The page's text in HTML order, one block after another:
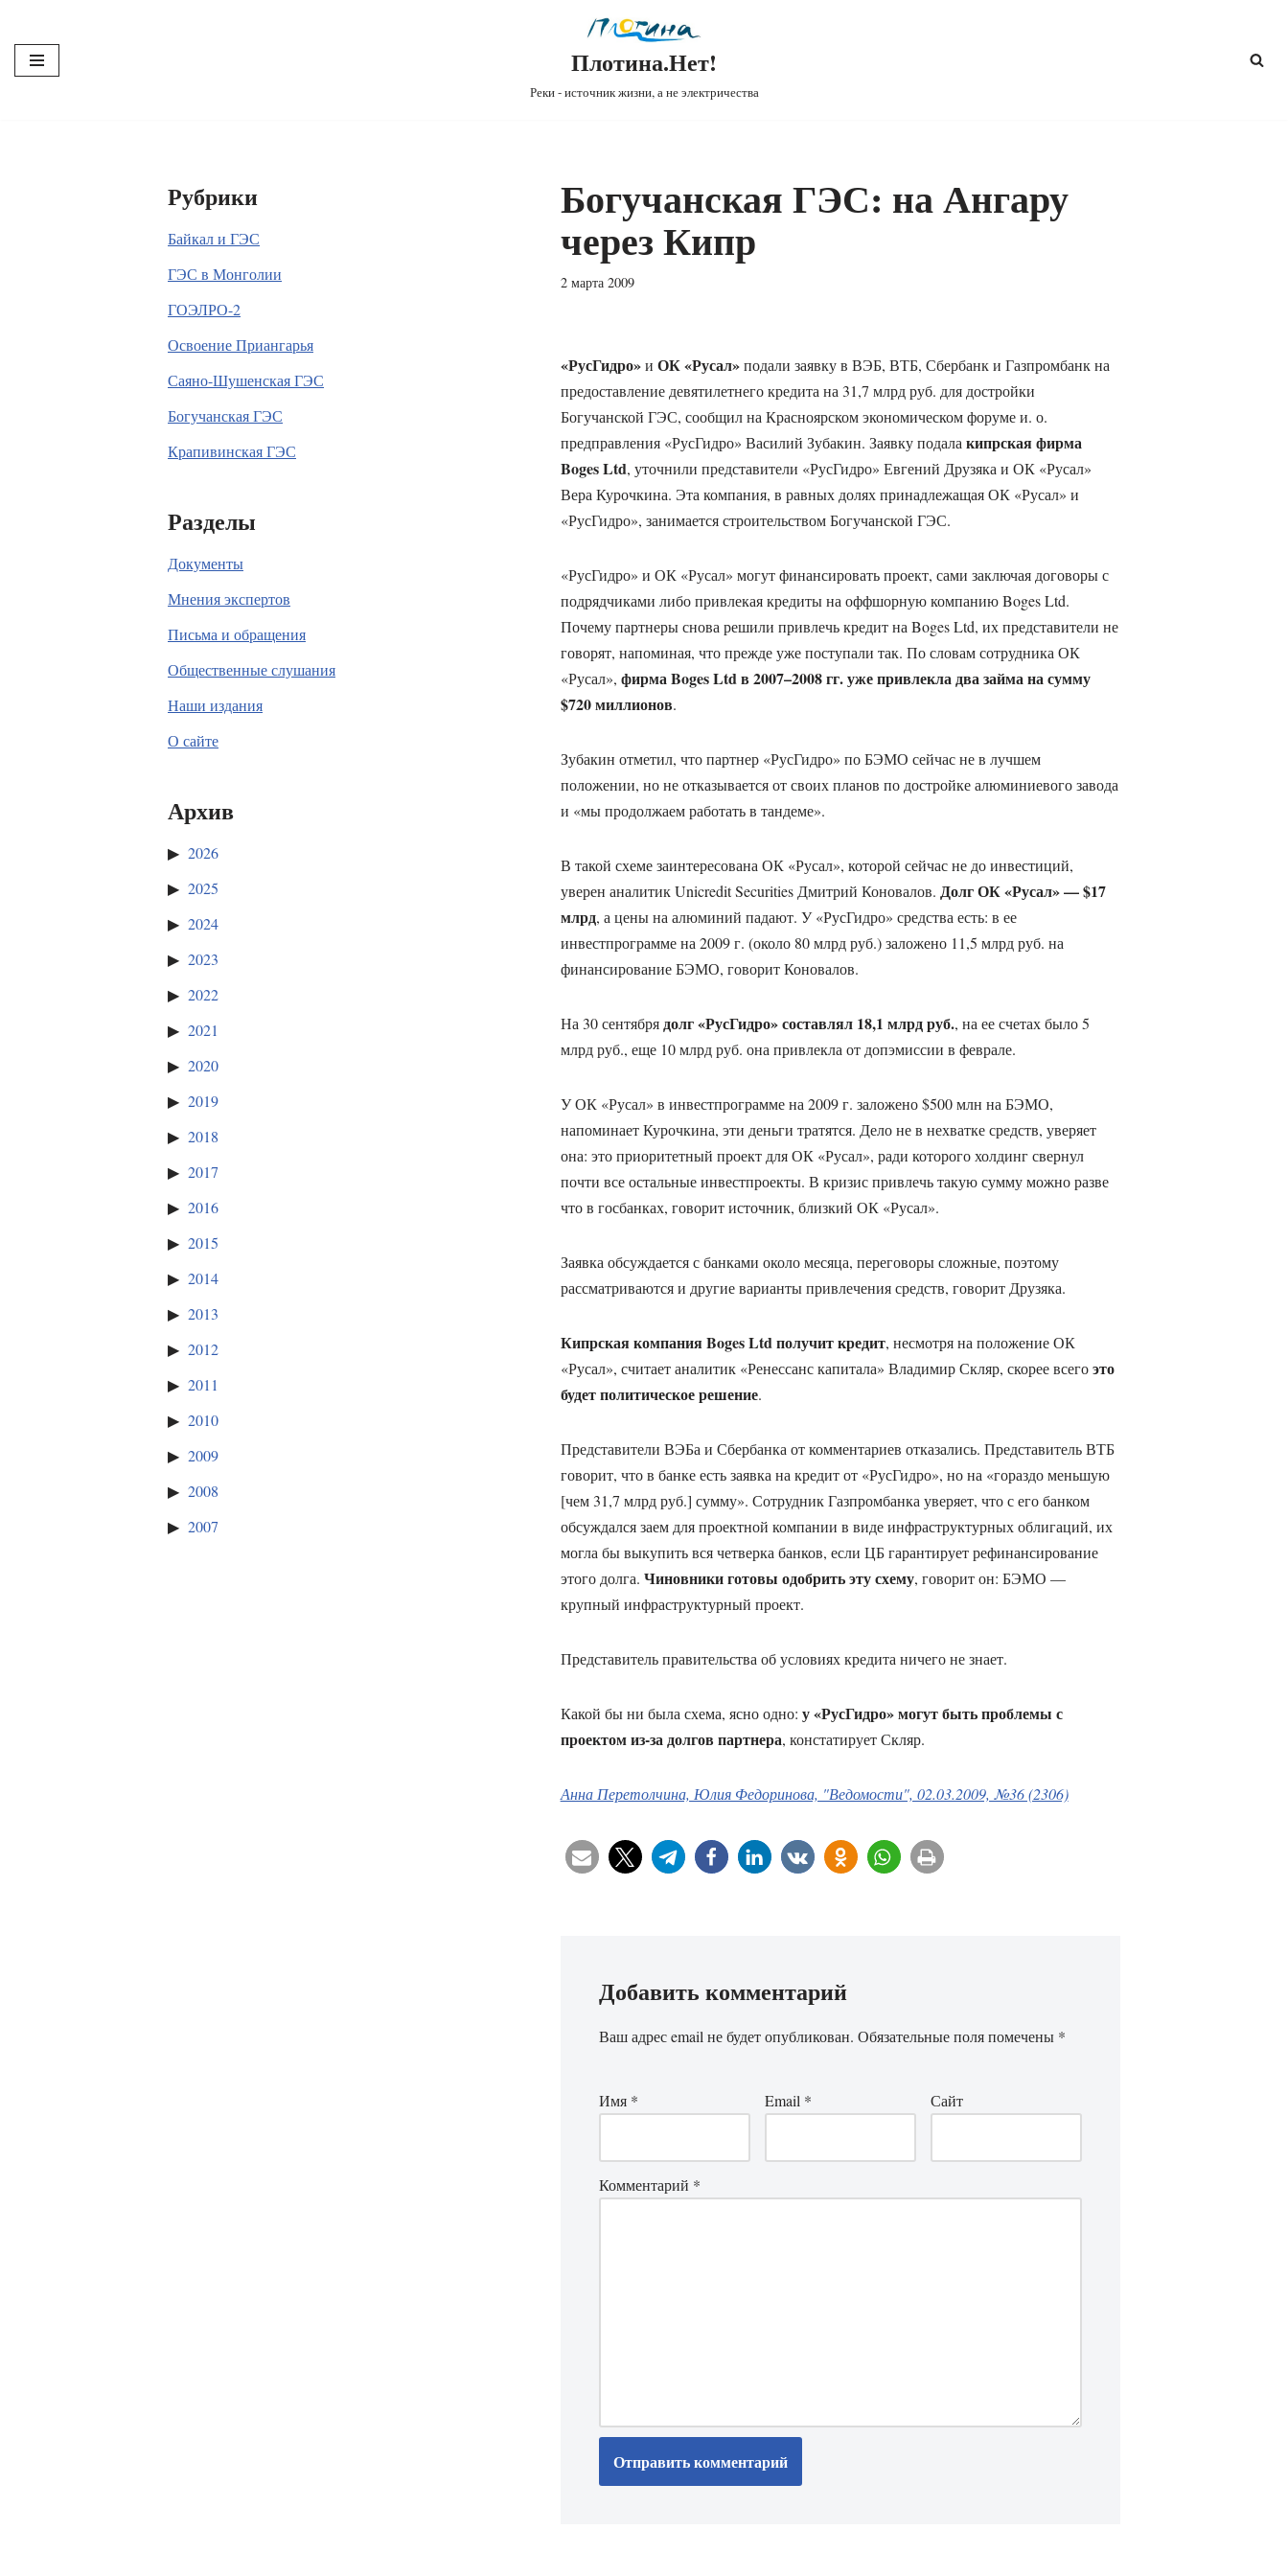
Перейти
к
Плотина.Нет!
Реки - источник жизни, а не электричества
Рубрики
Байкал и ГЭС
ГЭС в Монголии
ГОЭЛРО-2
Освоение Приангарья
Саяно-Шушенская ГЭС
Богучанская ГЭС
Крапивинская ГЭС
Разделы
Документы
Мнения экспертов
Письма и обращения
Общественные слушания
Наши издания
О сайте
Архив
2026
2025
2024
2023
2022
2021
2020
2019
2018
2017
2016
2015
2014
2013
2012
2011
2010
2009
2008
2007
Богучанская ГЭС: на Ангару
через Кипр
2 марта 2009
«РусГидро»и ОК «Русал»подали заявку в ВЭБ, ВТБ, Сбербанк и Газпромбанк на
предоставление девятилетнего кредита на 31,7 млрд руб. для достройки
Богучанской ГЭС, сообщил на Красноярском экономическом форуме и. о.
предправления «РусГидро» Василий Зубакин. Заявку подалакипрская фирма
Boges Ltd, уточнили представители «РусГидро» Евгений Друзяка и ОК «Русал»
Вера Курочкина. Эта компания, в равных долях принадлежащая ОК «Русал» и
«РусГидро», занимается строительством Богучанской ГЭС.
«РусГидро» и ОК «Русал» могут финансировать проект, сами заключая договоры с
подрядчиками либо привлекая кредиты на оффшорную компанию Boges Ltd.
Почему партнеры снова решили привлечь кредит на Boges Ltd, их представители не
говорят, напоминая, что прежде уже поступали так. По словам сотрудника ОК
«Русал», фирма Boges Ltd в 2007–2008 гг. уже привлекла два займа на сумму
$720 миллионов.
Зубакин отметил, что партнер «РусГидро» по БЭМО сейчас не в лучшем
положении, но не отказывается от своих планов по достройке алюминиевого завода
и «мы продолжаем работать в тандеме».
В такой схеме заинтересована ОК «Русал», которой сейчас не до инвестиций,
уверен аналитик Unicredit Securities Дмитрий Коновалов. Долг ОК «Русал» — $17
млрд, а цены на алюминий падают. У «РусГидро» средства есть: в ее
инвестпрограмме на 2009 г. (около 80 млрд руб.) заложено 11,5 млрд руб. на
финансирование БЭМО, говорит Коновалов.
На 30 сентябрядолг «РусГидро» составлял 18,1 млрд руб., на ее счетах было 5
млрд руб., еще 10 млрд руб. она привлекла от допэмиссии в феврале.
У ОК «Русал» в инвестпрограмме на 2009 г. заложено $500 млн на БЭМО,
напоминает Курочкина, эти деньги тратятся. Дело не в нехватке средств, уверяет
она: это приоритетный проект для ОК «Русал», ради которого холдинг свернул
почти все остальные инвестпроекты. В кризис привлечь такую сумму можно разве
что в госбанках, говорит источник, близкий ОК «Русал».
Заявка обсуждается с банками около месяца, переговоры сложные, поэтому
рассматриваются и другие варианты привлечения средств, говорит Друзяка.
Кипрская компания Boges Ltd получит кредит, несмотря на положение ОК
«Русал», считает аналитик «Ренессанс капитала» Владимир Скляр, скорее всегоэто
будет политическое решение.
Представители ВЭБа и Сбербанка от комментариев отказались. Представитель ВТБ
говорит, что в банке есть заявка на кредит от «РусГидро», но на «гораздо меньшую
[чем 31,7 млрд руб.] сумму». Сотрудник Газпромбанка уверяет, что с его банком
обсуждался заем для проектной компании в виде инфраструктурных облигаций, их
могла бы выкупить вся четверка банков, если ЦБ гарантирует рефинансирование
этого долга. Чиновники готовы одобрить эту схему, говорит он: БЭМО —
крупный инфраструктурный проект.
Представитель правительства об условиях кредита ничего не знает.
Какой бы ни была схема, ясно одно: у «РусГидро» могут быть проблемы с
проектом из-за долгов партнера, констатирует Скляр.
Анна Перетолчина, Юлия Федоринова, "Ведомости", 02.03.2009, №36 (2306)
Добавить комментарий
Ваш адрес email не будет опубликован. Обязательные поля помечены *
Имя * Email * Сайт
Комментарий *